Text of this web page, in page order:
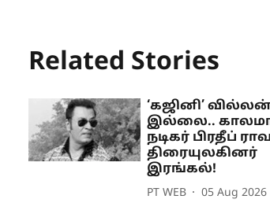
Related Stories
‘கஜினி’
இல்லை..
நடிகர் பிரதீப்
திரையுலகினர்
இரங்கல்!
PT WEB 05 Aug 2026